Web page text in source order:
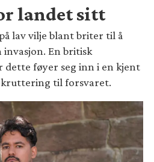
landet sitt
lav vilje blant briter til å
En britisk
dette føyer seg inn i en kjent
til forsvaret.